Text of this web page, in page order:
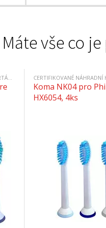
Máte vše co
CERTIFIKOVANÉ NÁHRADNÍ HLAVICE KE KARTÁČKŮM PHILIPS
Koma NK04 pro
HX6054, 4ks